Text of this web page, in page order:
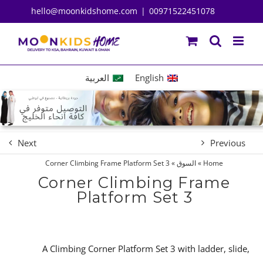
to
content
00971522451078
|
hello@moonkidshome.com
English العربية
Previous
Next
Home
»السوق»
Corner Climbing Frame Platform Set 3
Corner Climbing Frame
Platform Set 3
A Climbing Corner Platform Set 3 with ladder, slide,